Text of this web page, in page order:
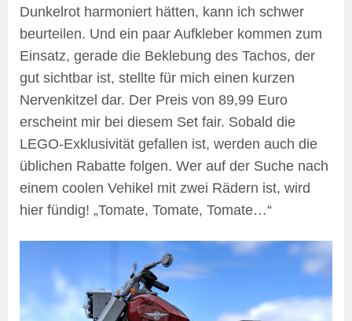
Dunkelrot harmoniert hätten, kann ich schwer
beurteilen. Und ein paar Aufkleber kommen zum
Einsatz, gerade die Beklebung des Tachos, der
gut sichtbar ist, stellte für mich einen kurzen
Nervenkitzel dar. Der Preis von 89,99 Euro
erscheint mir bei diesem Set fair. Sobald die
LEGO-Exklusivität gefallen ist, werden auch die
üblichen Rabatte folgen. Wer auf der Suche nach
einem coolen Vehikel mit zwei Rädern ist, wird
hier fündig! „Tomate, Tomate, Tomate…“